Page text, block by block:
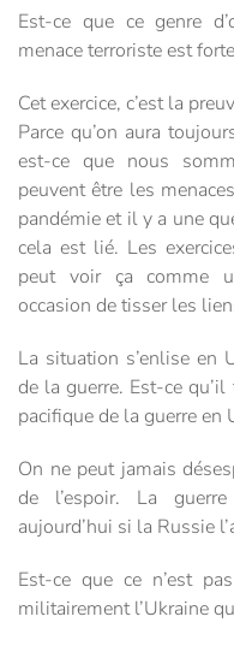
Est-ce que ce genre
menace terroriste est
Cet exercice, c’est la
Parce qu’on aura
est-ce que nous
peuvent être les
pandémie et il y a une
cela est lié. Les
peut voir ça comme
occasion de tisser les
La situation s’enlise en
de la guerre. Est-ce
pacifique de la guerre en
On ne peut jamais
de l’espoir. La
aujourd’hui si la Russie
Est-ce que ce n’est
militairement l’Ukraine